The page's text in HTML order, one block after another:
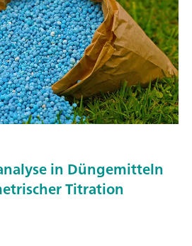
in Düngemitteln
Titration